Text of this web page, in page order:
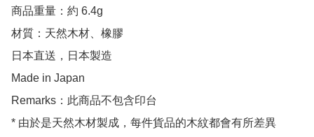
商品重量：約 6.4g
材質：天然木材、橡膠
日本直送，日本製造
Made in Japan
Remarks：此商品不包含印台
* 由於是天然木材製成，每件貨品的木紋都會有所差異